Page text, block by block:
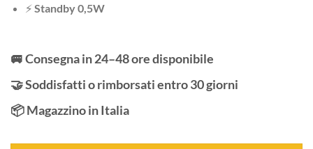
⚡Standby 0,5W
🚐 Consegna in 24–48 ore disponibile
🤝 Soddisfatti o rimborsati entro 30 giorni
📦 Magazzino in Italia